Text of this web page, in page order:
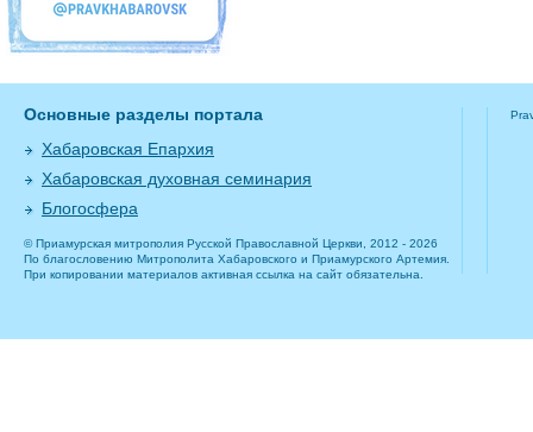
Основные разделы портала
Хабаровская Епархия
Хабаровская духовная семинария
Блогосфера
© Приамурская митрополия Русской Православной Церкви, 2012 - 2026
По благословению Митрополита Хабаровского и Приамурского Артемия.
При копировании материалов активная ссылка на сайт обязательна.